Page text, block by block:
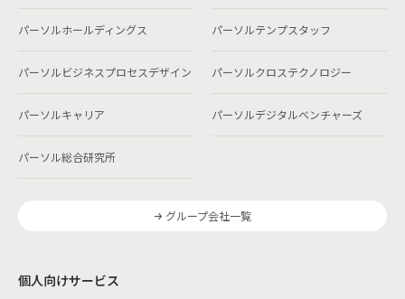
パーソルホールディングス パーソルテンプスタッフ
パーソルビジネスプロセスデザイン パーソルクロステクノロジー
パーソルキャリア パーソルデジタルベンチャーズ
パーソル総合研究所
グループ会社一覧
個人向けサービス